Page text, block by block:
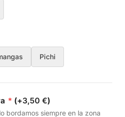
Pichi
* (+3,50 €)
bordamos siempre en la zona